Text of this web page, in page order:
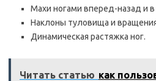
Махи ногами вперед-назад и
Наклоны туловища и
Динамическая растяжка ног.
Читать статью как